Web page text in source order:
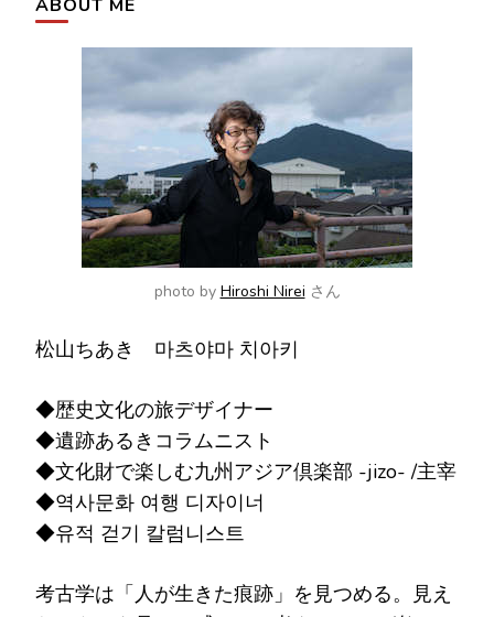
ョ
探
ABOUT ME
photo by Hiroshi Nirei さん
松山ちあき 마츠야마 치아키
◆歴史文化の旅デザイナー
◆遺跡あるきコラムニスト
◆文化財で楽しむ九州アジア倶楽部 -jizo- /主宰
◆역사문화 여행 디자이너
◆유적 걷기 칼럼니스트
考古学は「人が生きた痕跡」を見つめる。見え